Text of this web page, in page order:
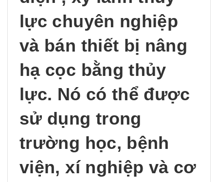
lực chuyên nghiệp
và bán thiết bị nâng
hạ cọc bằng thủy
lực. Nó có thể được
sử dụng trong
trường học, bệnh
viện, xí nghiệp và cơ